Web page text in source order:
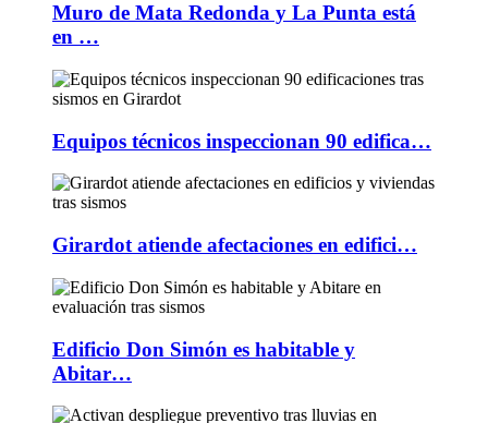
Muro de Mata Redonda y La Punta está
en …
Equipos técnicos inspeccionan 90 edifica…
Girardot atiende afectaciones en edifici…
Edificio Don Simón es habitable y
Abitar…